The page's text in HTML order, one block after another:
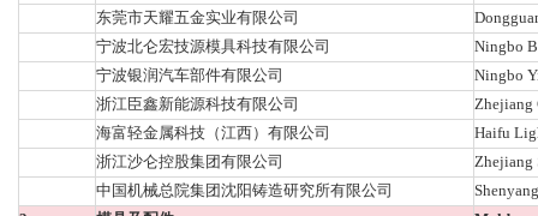
东莞市天耀五金实业有限公司
宁波北仑宏技源模具科技有限公司
Ningbo
宁波银润汽车部件有限公司
Ningbo
浙江臣鑫新能源科技有限公司
Zhejiang
海富轻金属科技（江西）有限公司
Haifu
浙江沙仑控股集团有限公司
Zhejiang
中国机械总院集团沈阳铸造研究所有限公司